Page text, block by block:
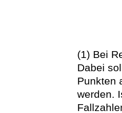
(1) Bei
Dabei
Punkten
werden.